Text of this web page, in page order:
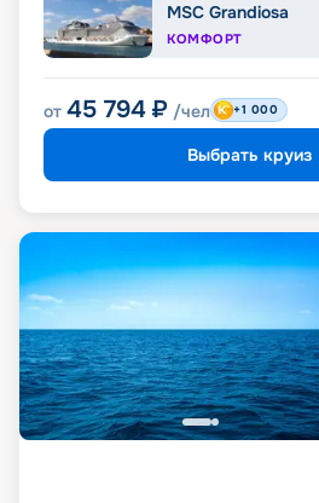
MSC Grandiosa
КОМФОРТ
от 45 794 ₽ /чел +1 000
Выбрать круиз